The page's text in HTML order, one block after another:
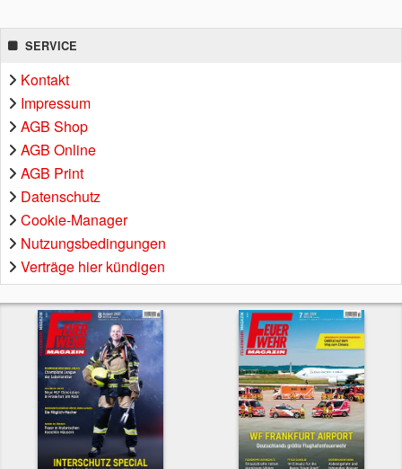
SERVICE
Kontakt
Impressum
AGB Shop
AGB Online
AGB Print
Datenschutz
Cookie-Manager
Nutzungsbedingungen
Verträge hier kündigen